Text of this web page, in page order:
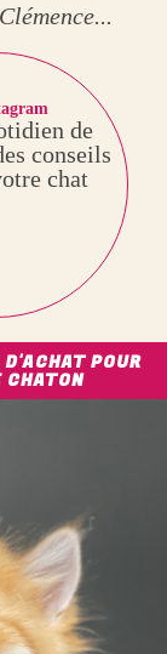
Clémence...
de
conseils
chat
POUR
CHATON